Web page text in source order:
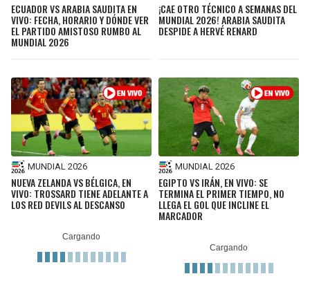
ECUADOR VS ARABIA SAUDITA EN
VIVO: FECHA, HORARIO Y DÓNDE VER
EL PARTIDO AMISTOSO RUMBO AL
MUNDIAL 2026
¡CAE OTRO TÉCNICO A SEMANAS DEL
MUNDIAL 2026! ARABIA SAUDITA
DESPIDE A HERVÉ RENARD
MUNDIAL 2026
NUEVA ZELANDA VS BÉLGICA, EN
VIVO: TROSSARD TIENE ADELANTE A
LOS RED DEVILS AL DESCANSO
MUNDIAL 2026
EGIPTO VS IRÁN, EN VIVO: SE
TERMINA EL PRIMER TIEMPO, NO
LLEGA EL GOL QUE INCLINE EL
MARCADOR